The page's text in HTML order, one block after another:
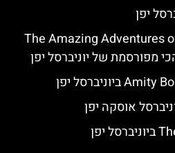
The Amazing Adventures
אוסקה יפן